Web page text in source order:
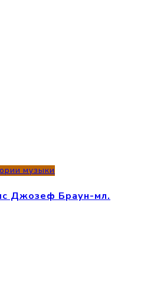
музыки
Джозеф Браун-мл.